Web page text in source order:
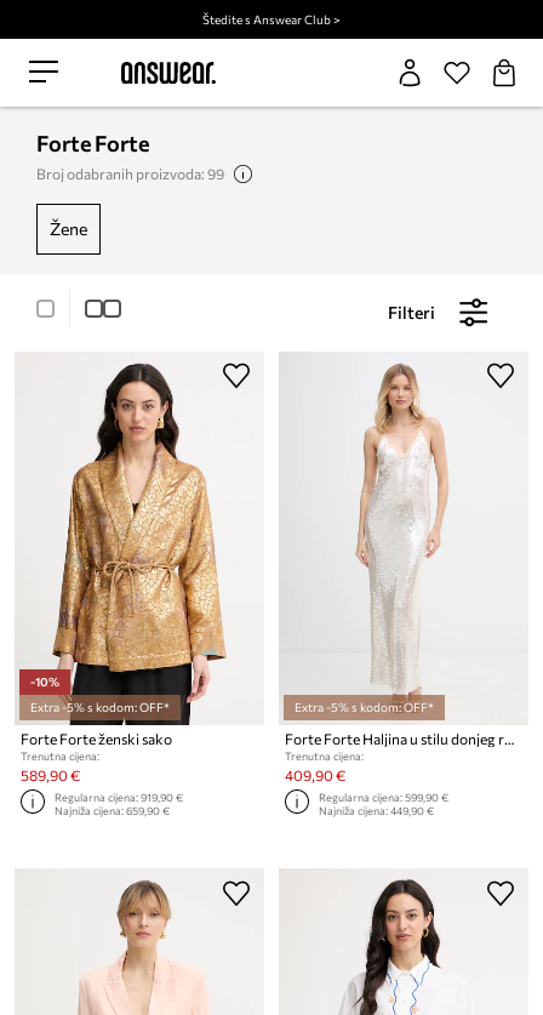
Štedite s Answear Club >
Forte Forte
Broj odabranih proizvoda: 99
žene
Filteri
-10%
Extra -5% s kodom: OFF*
Forte Forte ženski sako
Trenutna cijena:
589,90 €
Regularna cijena:919,90 €
Najniža cijena:659,90 €
Extra -5% s kodom: OFF*
Forte Forte Haljina u stilu donjeg rublja
Trenutna cijena:
409,90 €
Regularna cijena:599,90 €
Najniža cijena:449,90 €